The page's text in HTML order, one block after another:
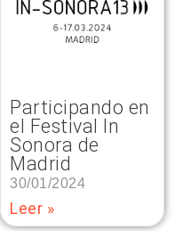
Participando en
el Festival In
Sonora de
Madrid
30/01/2024
Leer »